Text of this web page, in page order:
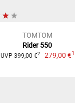
TOMTOM
Rider 550
UVP 399,00 €2 279,00 €1